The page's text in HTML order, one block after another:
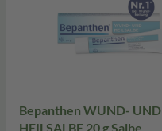
Bepanthen WUND- UND
HEILSALBE 20 g Salbe